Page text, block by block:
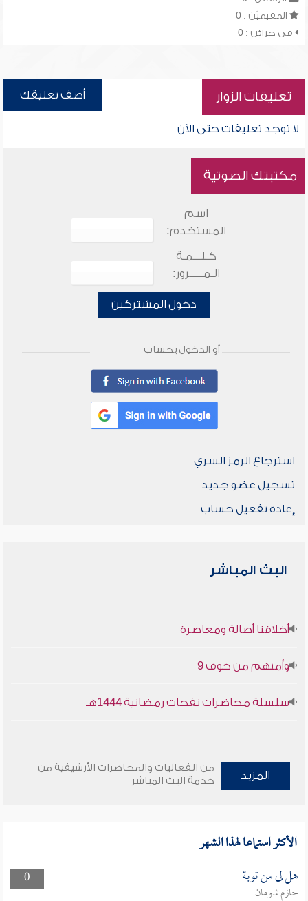
المقيميّن : 0
في خزائن : 0
تعليقات الزوار أضف تعليقك
لا توجد تعليقات حتى الآن
مكتبتك الصوتية
اسم
المستخدم:
كـلـــمـة
الـمـــــرور:
دخول المشتركين
أو الدخول بحساب
استرجاع الرمز السري
تسجيل عضو جديد
إعادة تفعيل حساب
البث المباشر
أخلاقنا أصالة ومعاصرة
وأمنهم من خوف 9
سلسلة محاضرات نفحات رمضانية 1444هـ
المزيد
من الفعاليات والمحاضرات الأرشيفية من
خدمة البث المباشر
الأكثر استماعا لهذا الشهر
0 هل لى من توبة
حازم شومان